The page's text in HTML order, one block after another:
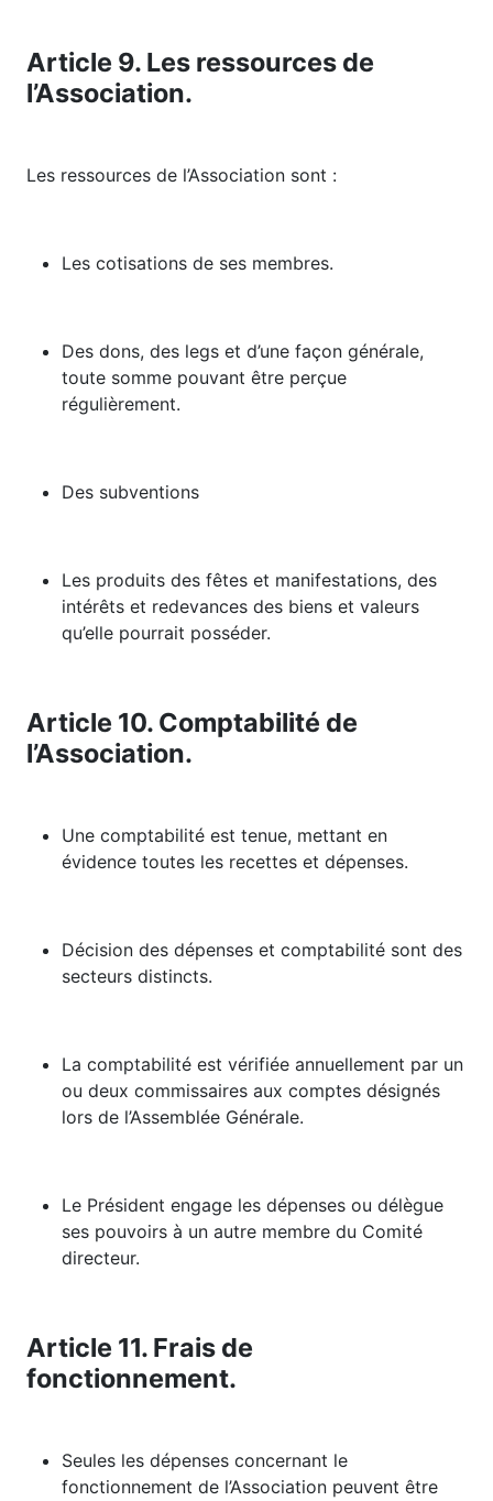
Article 9. Les ressources de
l’Association.
Les ressources de l’Association sont :
Les cotisations de ses membres.
Des dons, des legs et d’une façon générale,
toute somme pouvant être perçue
régulièrement.
Des subventions
Les produits des fêtes et manifestations, des
intérêts et redevances des biens et valeurs
qu’elle pourrait posséder.
Article 10. Comptabilité de
l’Association.
Une comptabilité est tenue, mettant en
évidence toutes les recettes et dépenses.
Décision des dépenses et comptabilité sont des
secteurs distincts.
La comptabilité est vérifiée annuellement par un
ou deux commissaires aux comptes désignés
lors de l’Assemblée Générale.
Le Président engage les dépenses ou délègue
ses pouvoirs à un autre membre du Comité
directeur.
Article 11. Frais de
fonctionnement.
Seules les dépenses concernant le
fonctionnement de l’Association peuvent être